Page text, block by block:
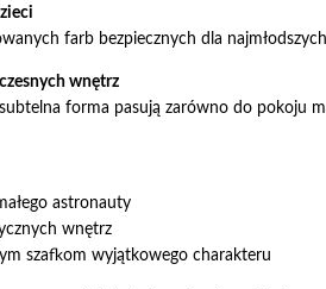
farb bezpiecznych dla
wnętrz
forma pasują zarówno do pokoju
astronauty
wnętrz
szafkom wyjątkowego charakteru